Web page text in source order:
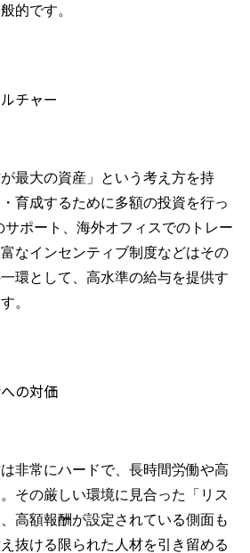
的です。
チャー
最大の資産」という考え方を持
育成するために多額の投資を行っ
ポート、海外オフィスでのトレー
なインセンティブ制度などはその
環として、高水準の給与を提供す
。
の対価
非常にハードで、長時間労働や高
その厳しい環境に見合った「リス
高額報酬が設定されている側面も
抜ける限られた人材を引き留める